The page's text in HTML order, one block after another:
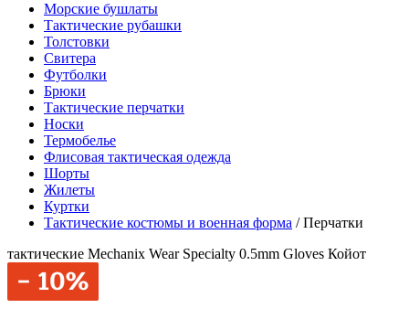
Морские бушлаты
Тактические рубашки
Толстовки
Свитера
Футболки
Брюки
Тактические перчатки
Носки
Термобелье
Флисовая тактическая одежда
Шорты
Жилеты
Куртки
Тактические костюмы и военная форма /Перчатки
тактические Mechanix Wear Specialty 0.5mm Gloves Койот